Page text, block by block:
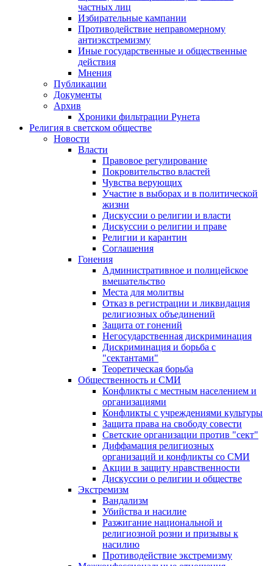
частных лиц
Избирательные кампании
Противодействие неправомерному
антиэкстремизму
Иные государственные и общественные
действия
Мнения
Публикации
Документы
Архив
Хроники фильтрации Рунета
Религия в светском обществе
Новости
Власти
Правовое регулирование
Покровительство властей
Чувства верующих
Участие в выборах и в политической
жизни
Дискуссии о религии и власти
Дискуссии о религии и праве
Религии и карантин
Соглашения
Гонения
Административное и полицейское
вмешательство
Места для молитвы
Отказ в регистрации и ликвидация
религиозных объединений
Защита от гонений
Негосударственная дискриминация
Дискриминация и борьба с
"сектантами"
Теоретическая борьба
Общественность и СМИ
Конфликты с местным населением и
организациями
Конфликты с учреждениями культуры
Защита права на свободу совести
Светские организации против "сект"
Диффамация религиозных
организаций и конфликты со СМИ
Акции в защиту нравственности
Дискуссии о религии и обществе
Экстремизм
Вандализм
Убийства и насилие
Разжигание национальной и
религиозной розни и призывы к
насилию
Противодействие экстремизму